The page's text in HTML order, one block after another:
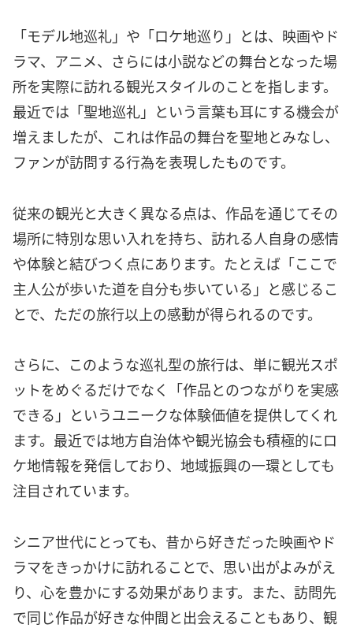
「モデル地巡礼」や「ロケ地巡り」とは、映画やド
ラマ、アニメ、さらには小説などの舞台となった場
所を実際に訪れる観光スタイルのことを指します。
最近では「聖地巡礼」という言葉も耳にする機会が
増えましたが、これは作品の舞台を聖地とみなし、
ファンが訪問する行為を表現したものです。
従来の観光と大きく異なる点は、作品を通じてその
場所に特別な思い入れを持ち、訪れる人自身の感情
や体験と結びつく点にあります。たとえば「ここで
主人公が歩いた道を自分も歩いている」と感じるこ
とで、ただの旅行以上の感動が得られるのです。
さらに、このような巡礼型の旅行は、単に観光スポ
ットをめぐるだけでなく「作品とのつながりを実感
できる」というユニークな体験価値を提供してくれ
ます。最近では地方自治体や観光協会も積極的にロ
ケ地情報を発信しており、地域振興の一環としても
注目されています。
シニア世代にとっても、昔から好きだった映画やド
ラマをきっかけに訪れることで、思い出がよみがえ
り、心を豊かにする効果があります。また、訪問先
で同じ作品が好きな仲間と出会えることもあり、観